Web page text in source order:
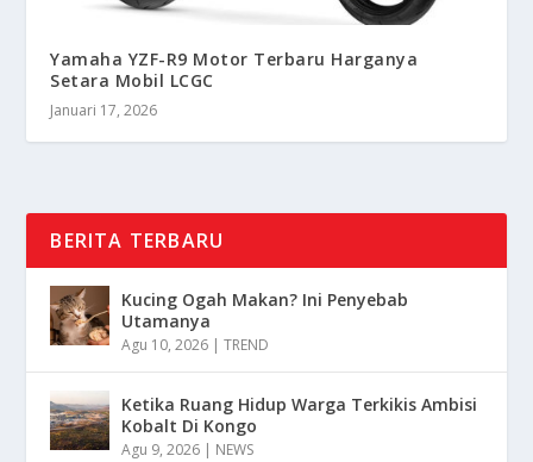
Yamaha YZF-R9 Motor Terbaru Harganya
Setara Mobil LCGC
Januari 17, 2026
BERITA TERBARU
Kucing Ogah Makan? Ini Penyebab
Utamanya
Agu 10, 2026 |TREND
Ketika Ruang Hidup Warga Terkikis Ambisi
Kobalt Di Kongo
Agu 9, 2026 | NEWS